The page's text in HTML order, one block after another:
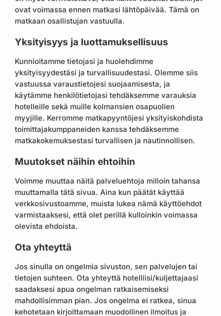
ovat voimassa ennen matkasi lähtöpäivää. Tämä on
matkaan osallistujan vastuulla.
Yksityisyys ja luottamuksellisuus
Kunnioitamme tietojasi ja huolehdimme
yksityisyydestäsi ja turvallisuudestasi. Olemme siis
vastuussa varaustietojesi suojaamisesta, ja
käytämme henkilötietojasi tehdäksemme varauksia
hotelleille sekä muille kolmansien osapuolien
myyjille. Kerromme matkapyyntöjesi yksityiskohdista
toimittajakumppaneiden kanssa tehdäksemme
matkakokemuksestasi turvallisen ja nautinnollisen.
Muutokset näihin ehtoihin
Voimme muuttaa näitä palveluehtoja milloin tahansa
muuttamalla tätä sivua. Aina kun päätät käyttää
verkkosivustoamme, muista lukea nämä käyttöehdot
varmistaaksesi, että olet perillä kulloinkin voimassa
olevista ehdoista.
Ota yhteyttä
Jos sinulla on ongelmia sivuston, sen palvelujen tai
tietojen suhteen. Ota yhteyttä hotelliisi/kuljettajaasi
saadaksesi apua ongelman ratkaisemiseksi
mahdollisimman pian. Jos ongelma ei ratkea, sinua
kehotetaan kirjoittamaan muodollinen ilmoitus ja